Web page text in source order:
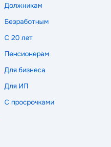
Должникам
Безработным
С 20 лет
Пенсионерам
Для бизнеса
Для ИП
С просрочками